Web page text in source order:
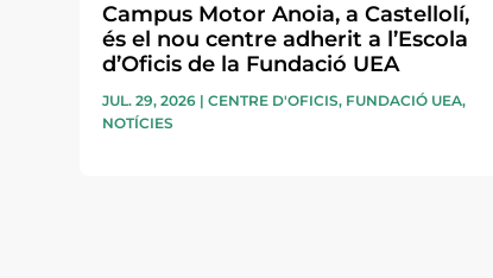
Campus Motor Anoia, a Castellolí,
és el nou centre adherit a l’Escola
d’Oficis de la Fundació UEA
JUL. 29, 2026 |CENTRE D'OFICIS, FUNDACIÓ UEA,
NOTÍCIES